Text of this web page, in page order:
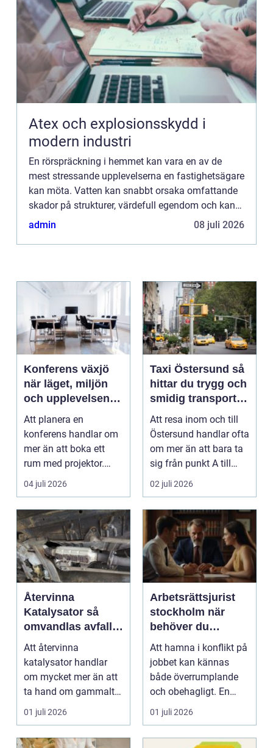
Atex och explosionsskydd i
modern industri
En rörspräckning i hemmet kan vara en av de
mest stressande upplevelserna en fastighetsägare
kan möta. Vatten kan snabbt orsaka omfattande
skador på strukturer, värdefull egendom och kan
även leda till tillväx...
admin 08 juli 2026
Konferens växjö
när läget, miljön
och upplevelsen
gör skillnad
Att planera en
konferens handlar om
mer än att boka ett
rum med projektor.
Företag letar efter
plats...
04 juli 2026
Taxi Östersund så
hittar du trygg och
smidig transport
året runt
Att resa inom och till
Östersund handlar ofta
om mer än att bara ta
sig från punkt A till
punkt B. M...
02 juli 2026
Återvinna
Katalysator så
omvandlas avfall
till värdefulla
resurser
Att återvinna
katalysator handlar
om mycket mer än att
ta hand om gammalt
skrot. I varje
katalysator...
01 juli 2026
Arbetsrättsjurist
stockholm när
behöver du
professionell hjälp
i arbetslivet?
Att hamna i konflikt på
jobbet kan kännas
både överrumplande
och obehagligt. En
anställning påverkar...
01 juli 2026